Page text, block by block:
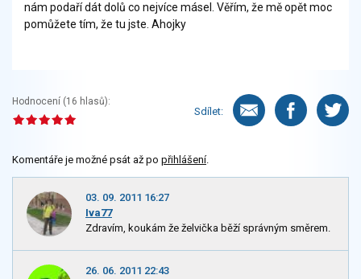
nám podaří dát dolů co nejvíce másel. Věřím, že mě opět moc
pomůžete tím, že tu jste. Ahojky
Hodnocení (16 hlasů):
Sdílet:
Komentáře je možné psát až po přihlášení.
03. 09. 2011 16:27
Iva77
Zdravím, koukám že želvička běží správným směrem.
26. 06. 2011 22:43